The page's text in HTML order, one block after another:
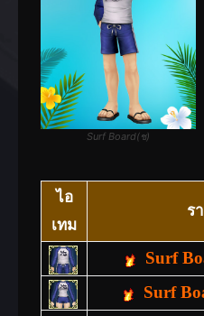
Surf Board(ช)
ไอ
เทม
ร
Surf
Surf